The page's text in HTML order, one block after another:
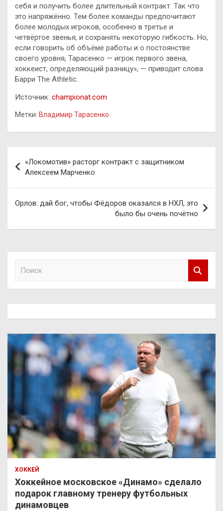
себя и получить более длительный контракт. Так что
это напряжённо. Тем более команды предпочитают
более молодых игроков, особенно в третье и
четвёртое звенья, и сохранять некоторую гибкость. Но,
если говорить об объёме работы и о постоянстве
своего уровня, Тарасенко — игрок первого звена,
хоккеист, определяющий разницу», — приводит слова
Барри The Athletic.
Источник: championat.com
Метки: Владимир Тарасенко
по
записям
«Локомотив» расторг контракт с защитником
Алексеем Марченко
Орлов: дай бог, чтобы Фёдоров оказался в НХЛ, это
было бы очень почётно
ХОККЕЙ
Хоккейное московское «Динамо» сделало
подарок главному тренеру футбольных
динамовцев